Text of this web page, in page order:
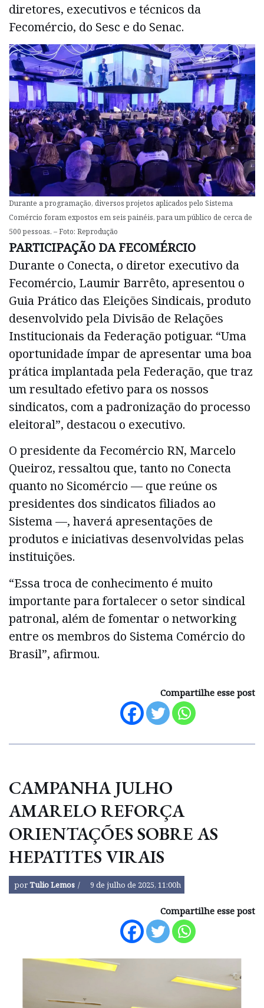
diretores, executivos e técnicos da
Fecomércio, do Sesc e do Senac.
Durante a programação, diversos projetos aplicados pelo Sistema
Comércio foram expostos em seis painéis, para um público de cerca de
500 pessoas. – Foto: Reprodução
PARTICIPAÇÃO DA FECOMÉRCIO
Durante o Conecta, o diretor executivo da
Fecomércio, Laumir Barrêto, apresentou o
Guia Prático das Eleições Sindicais, produto
desenvolvido pela Divisão de Relações
Institucionais da Federação potiguar. “Uma
oportunidade ímpar de apresentar uma boa
prática implantada pela Federação, que traz
um resultado efetivo para os nossos
sindicatos, com a padronização do processo
eleitoral”, destacou o executivo.
O presidente da Fecomércio RN, Marcelo
Queiroz, ressaltou que, tanto no Conecta
quanto no Sicomércio — que reúne os
presidentes dos sindicatos filiados ao
Sistema —, haverá apresentações de
produtos e iniciativas desenvolvidas pelas
instituições.
“Essa troca de conhecimento é muito
importante para fortalecer o setor sindical
patronal, além de fomentar o networking
entre os membros do Sistema Comércio do
Brasil”, afirmou.
Compartilhe esse post
CAMPANHA JULHO
AMARELO REFORÇA
ORIENTAÇÕES SOBRE AS
HEPATITES VIRAIS
porTulio Lemos 9 de julho de 2025, 11:00h
Compartilhe esse post